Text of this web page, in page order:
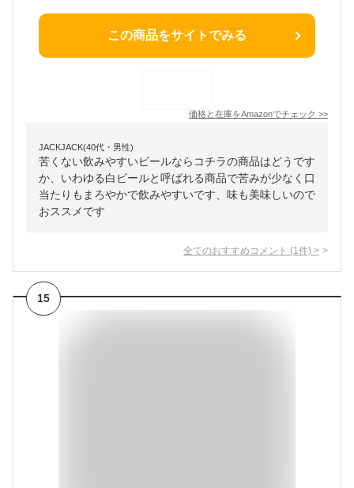
この商品をサイトでみる
価格と在庫をAmazonでチェック >>
JACKJACK(40代・男性)
苦くない飲みやすいビールならコチラの商品はどうです
か、いわゆる白ビールと呼ばれる商品で苦みが少なく口
当たりもまろやかで飲みやすいです、味も美味しいので
おススメです
全てのおすすめコメント (1 件) >
15